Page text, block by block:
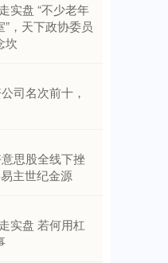
-0.24%
实盘 “不少老年
，天下政协委员
坎
司名次前十，
思股全线下挫
主世纪金源
实盘 若何用杠